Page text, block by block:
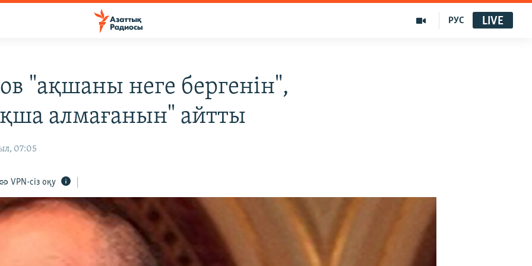
РУС LIVE
"ақшаны неге бергенін",
алмағанын" айтты
07:05
VPN-сіз оқу